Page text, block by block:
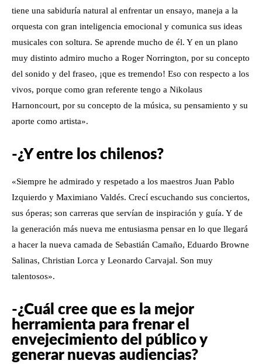
tiene una sabiduría natural al enfrentar un ensayo, maneja a la
orquesta con gran inteligencia emocional y comunica sus ideas
musicales con soltura. Se aprende mucho de él. Y en un plano
muy distinto admiro mucho a Roger Norrington, por su concepto
del sonido y del fraseo, ¡que es tremendo! Eso con respecto a los
vivos, porque como gran referente tengo a Nikolaus
Harnoncourt, por su concepto de la música, su pensamiento y su
aporte como artista».
-¿Y entre los chilenos?
«Siempre he admirado y respetado a los maestros Juan Pablo
Izquierdo y Maximiano Valdés. Crecí escuchando sus conciertos,
sus óperas; son carreras que servían de inspiración y guía. Y de
la generación más nueva me entusiasma pensar en lo que llegará
a hacer la nueva camada de Sebastián Camaño, Eduardo Browne
Salinas, Christian Lorca y Leonardo Carvajal. Son muy
talentosos».
-¿Cuál cree que es la mejor
herramienta para frenar el
envejecimiento del público y
generar nuevas audiencias?